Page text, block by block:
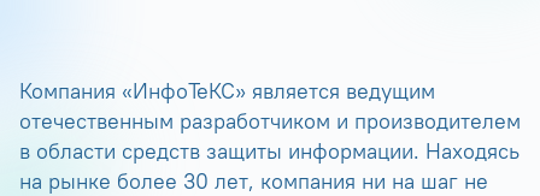
Компания «ИнфоТеКС» является ведущим
отечественным разработчиком и производителем
в области средств защиты информации. Находясь
на рынке более 30 лет, компания ни на шаг не